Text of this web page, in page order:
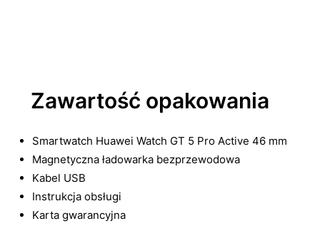
Zawartość opakowania
Smartwatch Huawei Watch GT 5 Pro Active 46 mm
Magnetyczna ładowarka bezprzewodowa
Kabel USB
Instrukcja obsługi
Karta gwarancyjna